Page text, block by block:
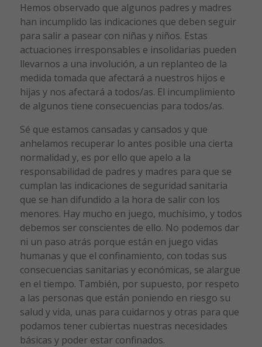
Hemos observado que algunos padres y madres
han incumplido las indicaciones que deben seguir
para salir a pasear con niñas y niños. Estas
actuaciones irresponsables e insolidarias pueden
llevarnos a una involución, a un replanteo de la
medida tomada que afectará a nuestros hijos e
hijas y nos afectará a todos/as. El incumplimiento
de algunos tiene consecuencias para todos/as.
Sé que estamos cansadas y cansados y que
anhelamos recuperar lo antes posible una cierta
normalidad y, es por ello que apelo a la
responsabilidad de padres y madres para que se
cumplan las indicaciones de seguridad sanitaria
que se han difundido a la hora de salir con los
menores. Hay mucho en juego, muchísimo, y todos
debemos ser conscientes de ello. No podemos dar
ni un paso atrás porque están en juego vidas
humanas y que el confinamiento, con todas sus
consecuencias sanitarias y económicas, se alargue
en el tiempo. También, por supuesto, por respeto
a las personas que están poniendo en riesgo su
salud y vida, unas para cuidarnos y otras para que
podamos tener cubiertas nuestras necesidades
básicas y poder estar confinados.